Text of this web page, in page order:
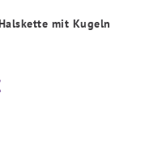
mit Kugeln